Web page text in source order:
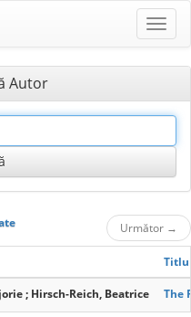
Autor
Următor →
Titlu
; Hirsch-Reich, Beatrice The